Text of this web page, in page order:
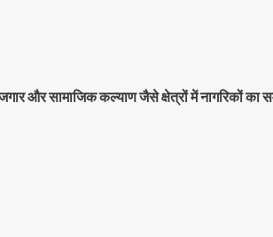
और सामाजिक कल्याण जैसे क्षेत्रों में नागरिकों का